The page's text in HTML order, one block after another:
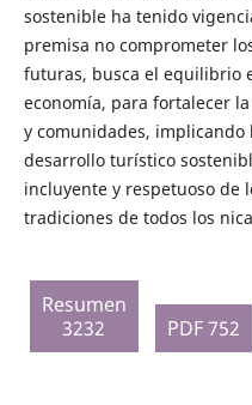
sostenible ha tenido
premisa no comprometer
futuras, busca el equilibrio
economía, para fortalecer
y comunidades, implicando
desarrollo turístico
incluyente y respetuoso de
tradiciones de todos los
Resumen
3232
PDF 752